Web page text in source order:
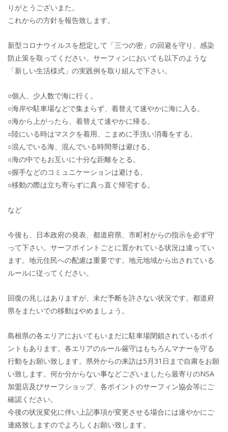
りがとうございまた。
これからの方針を報告致します。
新型コロナウイルスを想定して「三つの密」の回避を守り、感染
防止策を取ってください。サーフィンにおいても以下のような
「新しい生活様式」の実践例を取り組んで下さい。
○個人、少人数で海に行く。
○海岸や駐車場などで集まらず、着替えて速やかに海に入る。
○海から上がったら、着替えて速やかに帰る。
○陸にいる時はマスクを着用、こまめに手洗い消毒をする。
○混んでいる海、混んでいる時間帯は避ける。
○海の中でもお互いに十分な距離をとる。
○握手などのコミュニケーションは避ける。
○移動の際は立ち寄らずに真っ直ぐ帰宅する。
など
今後も、日本政府の発表、都道府県、市町村からの指示を必ず守
って下さい。サーフポイントごとに置かれている状況は違ってい
ます。地元住民への配慮は重要です。地元地域から出されている
ルールに従ってください。
回復の兆しはありますが、未だ予断を許さない状況です。都道府
県をまたいでの移動はやめましょう。
島根県の各エリアにおいてもいまだに駐車場閉鎖されているポイ
ントもあります。各エリアのルール厳守はもちろんマナーを守る
行動をお願い致します。県外からの来訪は5月31日まで自粛をお願
い致します。何か分からない事などございましたら最寄りのNSA
加盟店及びサーフショップ、各ポイントのサーフィン協会等にご
確認ください。
今後の状況変化に伴い上記事項が変更させる場合には速やかにご
連絡致しますのでよろしくお願い致します。